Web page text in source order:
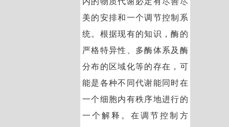
美的安排和一个调节控制系
统。根据现有的知识，酶的
严格特异性、多酶体系及酶
分布的区域化等的存在，可
能是各种不同代谢能同时在
一个细胞内有秩序地进行的
一个解释。在调节控制方